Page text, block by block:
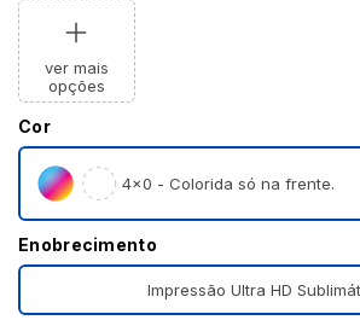
ver mais
opções
Cor
4×0 - Colorida só na frente.
Enobrecimento
Impressão Ultra HD